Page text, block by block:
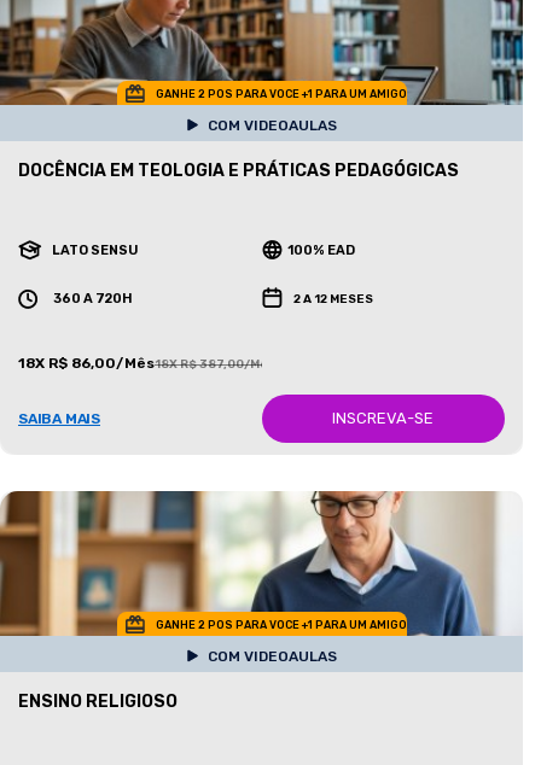
GANHE 2 POS PARA VOCE +1 PARA UM AMIGO
COM VIDEOAULAS
DOCÊNCIA EM TEOLOGIA E PRÁTICAS PEDAGÓGICAS
LATO SENSU 100% EAD
360 A 720H 2 A 12 MESES
18X R$ 86,00/Mês18X R$ 387,00/Mês
SAIBA MAIS INSCREVA-SE
GANHE 2 POS PARA VOCE +1 PARA UM AMIGO
COM VIDEOAULAS
ENSINO RELIGIOSO